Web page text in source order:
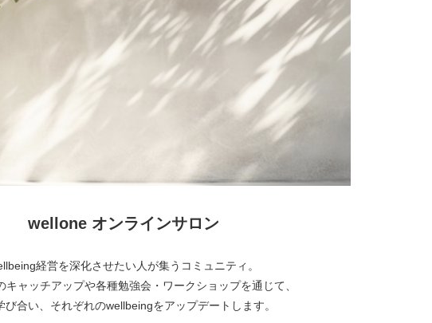
wellone オンラインサロン
経営を深化させたい人が集うコミュニティ。
キャッチアップや各種勉強会・ワークショップを通じて、
び合い、それぞれのwellbeingをアップデートします。